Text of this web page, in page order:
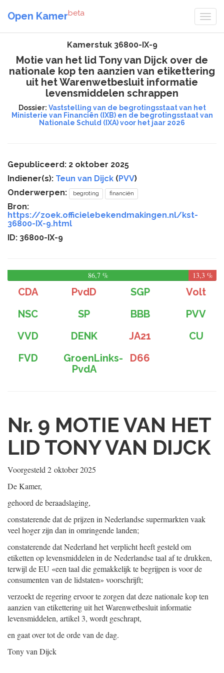
Open Kamerbeta
Kamerstuk 36800-IX-9
Motie van het lid Tony van Dijck over de
nationale kop ten aanzien van etikettering
uit het Warenwetbesluit informatie
levensmiddelen schrappen
Dossier: Vaststelling van de begrotingsstaat van het
Ministerie van Financiën (IXB) en de begrotingsstaat van
Nationale Schuld (IXA) voor het jaar 2026
Gepubliceerd: 2 oktober 2025
Indiener(s): Teun van Dijck (PVV)
Onderwerpen:
begroting financiën
Bron:
https://zoek.officielebekendmakingen.nl/kst-
36800-IX-9.html
ID: 36800-IX-9
86,7 % 13,3 %
CDA PvdD SGP
Volt
NSC
SP BBB
PVV
VVD
DENK JA21
CU
FVD
GroenLinks-
PvdA
D66
Nr. 9 MOTIE VAN HET
LID TONY VAN DIJCK
Voorgesteld 2 oktober 2025
De Kamer,
gehoord de beraadslaging,
constaterende dat de prijzen in Nederlandse supermarkten vaak
veel hoger zijn dan in omringende landen;
constaterende dat Nederland het verplicht heeft gesteld om
etiketten op levensmiddelen in de Nederlandse taal af te drukken,
terwijl de EU «een taal die gemakkelijk te begrijpen is voor de
consumenten van de lidstaten» voorschrijft;
verzoekt de regering ervoor te zorgen dat deze nationale kop ten
aanzien van etikettering uit het Warenwetbesluit informatie
levensmiddelen, artikel 3, wordt geschrapt,
en gaat over tot de orde van de dag.
Tony van Dijck